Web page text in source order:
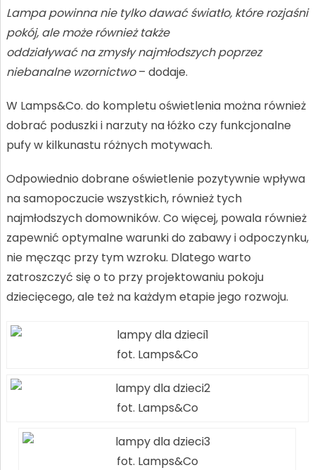
Lampa powinna nie tylko dawać światło, które rozjaśni
pokój, ale może również także
oddziaływać na zmysły najmłodszych poprzez
niebanalne wzornictwo– dodaje.
W Lamps&Co. do kompletu oświetlenia można również
dobrać poduszki i narzuty na łóżko czy funkcjonalne
pufy w kilkunastu różnych motywach.
Odpowiednio dobrane oświetlenie pozytywnie wpływa
na samopoczucie wszystkich, również tych
najmłodszych domowników. Co więcej, powala również
zapewnić optymalne warunki do zabawy i odpoczynku,
nie męcząc przy tym wzroku. Dlatego warto
zatroszczyć się o to przy projektowaniu pokoju
dziecięcego, ale też na każdym etapie jego rozwoju.
fot. Lamps&Co
fot. Lamps&Co
fot. Lamps&Co